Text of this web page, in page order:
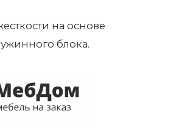
на основе
блока.